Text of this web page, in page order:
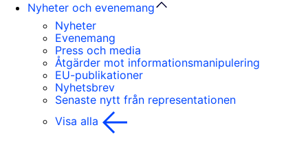
Nyheter och evenemang
Nyheter
Evenemang
Press och media
Åtgärder mot informationsmanipulering
EU-publikationer
Nyhetsbrev
Senaste nytt från representationen
Visa alla